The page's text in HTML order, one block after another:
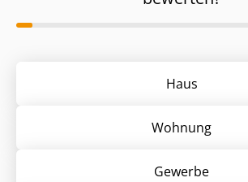
Haus
Wohnung
Gewerbe